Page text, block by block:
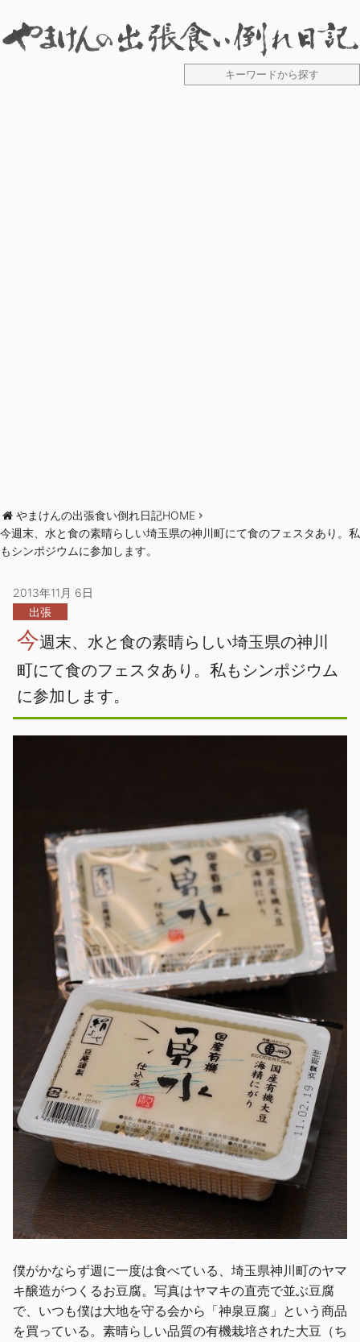
やまけんの出張食い倒れ日記HOME
今週末、水と食の素晴らしい埼玉県の神川町にて食のフェスタあり。私
もシンポジウムに参加します。
2013年11月 6日
出張
今週末、水と食の素晴らしい埼玉県の神川
町にて食のフェスタあり。私もシンポジウム
に参加します。
僕がかならず週に一度は食べている、埼玉県神川町のヤマ
キ醸造がつくるお豆腐。写真はヤマキの直売で並ぶ豆腐
で、いつも僕は大地を守る会から「神泉豆腐」という商品
を買っている。素晴らしい品質の有機栽培された大豆（ち